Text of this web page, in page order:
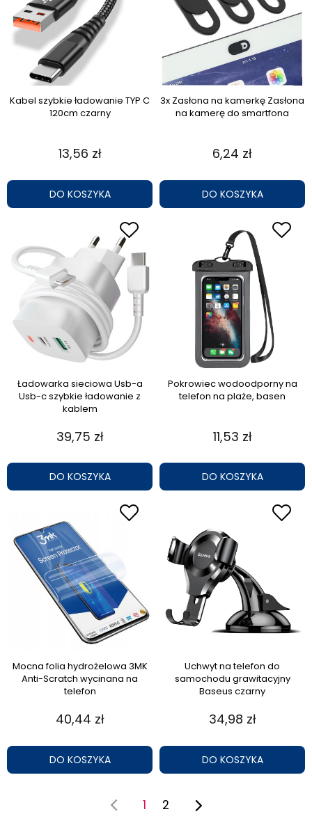
Kabel szybkie ładowanie TYP C
120cm czarny
13,56 zł
DO KOSZYKA
3x Zasłona na kamerkę Zasłona
na kamerę do smartfona
6,24 zł
DO KOSZYKA
Ładowarka sieciowa Usb-a
Usb-c szybkie ładowanie z
kablem
39,75 zł
DO KOSZYKA
Pokrowiec wodoodporny na
telefon na plaże, basen
11,53 zł
DO KOSZYKA
Mocna folia hydrożelowa 3MK
Anti-Scratch wycinana na
telefon
40,44 zł
DO KOSZYKA
Uchwyt na telefon do
samochodu grawitacyjny
Baseus czarny
34,98 zł
DO KOSZYKA
1 2